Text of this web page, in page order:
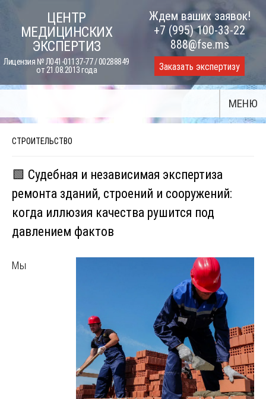
content
ЦЕНТР
МЕДИЦИНСКИХ
ЭКСПЕРТИЗ
Лицензия № Л041-01137-77 / 00288849
от 21.08.2013 года
Ждем ваших заявок!
+7 (995) 100-33-22
888@fse.ms
Заказать экспертизу
МЕНЮ
СТРОИТЕЛЬСТВО
🟩 Судебная и независимая экспертиза
ремонта зданий, строений и сооружений:
когда иллюзия качества рушится под
давлением фактов
Мы